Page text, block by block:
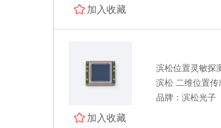
处理器 MCU 逻辑芯片
驱动芯片 运算放大器 传感器
加入收藏
加入收藏
滨松位置灵敏探
滨松 二维位置传
品牌：滨松光子